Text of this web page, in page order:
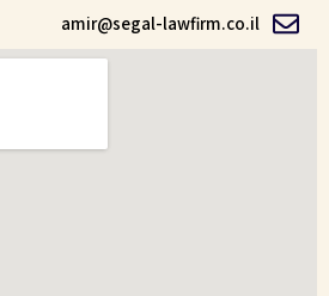
amir@segal-lawfirm.co.il